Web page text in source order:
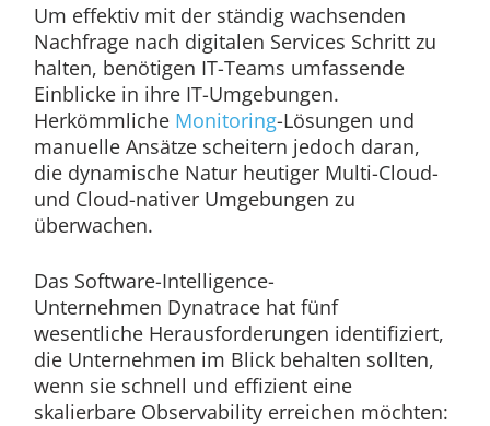
Um effektiv mit der ständig wachsenden
Nachfrage nach digitalen Services Schritt zu
halten, benötigen IT-Teams umfassende
Einblicke in ihre IT-Umgebungen.
Herkömmliche Monitoring-Lösungen und
manuelle Ansätze scheitern jedoch daran,
die dynamische Natur heutiger Multi-Cloud-
und Cloud-nativer Umgebungen zu
überwachen.
Das Software-Intelligence-
Unternehmen Dynatrace hat fünf
wesentliche Herausforderungen identifiziert,
die Unternehmen im Blick behalten sollten,
wenn sie schnell und effizient eine
skalierbare Observability erreichen möchten: